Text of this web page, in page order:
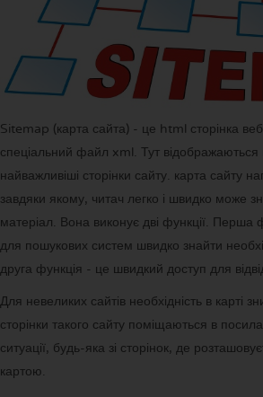
Sitemap (карта сайта) - це html сторінка
спеціальний файл xml. Тут відображаються
найважливіші сторінки сайту. карта сайту
завдяки якому, читач легко і швидко може
матеріал. Вона виконує дві функції. Перша
для пошукових систем швидко знайти
друга функція - це швидкий доступ для
Для невеликих сайтів необхідність в карті
сторінки такого сайту поміщаються в
ситуації, будь-яка зі сторінок, де
картою.